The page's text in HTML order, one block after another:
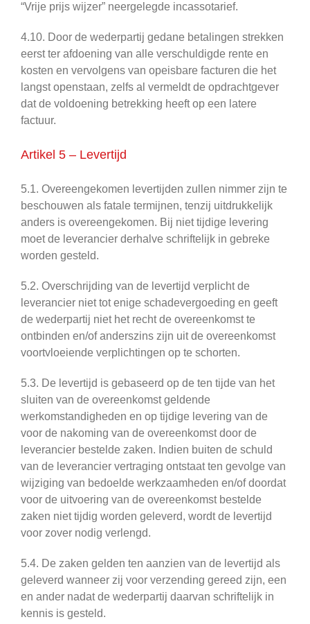
“Vrije prijs wijzer” neergelegde incassotarief.
4.10. Door de wederpartij gedane betalingen strekken
eerst ter afdoening van alle verschuldigde rente en
kosten en vervolgens van opeisbare facturen die het
langst openstaan, zelfs al vermeldt de opdrachtgever
dat de voldoening betrekking heeft op een latere
factuur.
Artikel 5 – Levertijd
5.1. Overeengekomen levertijden zullen nimmer zijn te
beschouwen als fatale termijnen, tenzij uitdrukkelijk
anders is overeengekomen. Bij niet tijdige levering
moet de leverancier derhalve schriftelijk in gebreke
worden gesteld.
5.2. Overschrijding van de levertijd verplicht de
leverancier niet tot enige schadevergoeding en geeft
de wederpartij niet het recht de overeenkomst te
ontbinden en/of anderszins zijn uit de overeenkomst
voortvloeiende verplichtingen op te schorten.
5.3. De levertijd is gebaseerd op de ten tijde van het
sluiten van de overeenkomst geldende
werkomstandigheden en op tijdige levering van de
voor de nakoming van de overeenkomst door de
leverancier bestelde zaken. Indien buiten de schuld
van de leverancier vertraging ontstaat ten gevolge van
wijziging van bedoelde werkzaamheden en/of doordat
voor de uitvoering van de overeenkomst bestelde
zaken niet tijdig worden geleverd, wordt de levertijd
voor zover nodig verlengd.
5.4. De zaken gelden ten aanzien van de levertijd als
geleverd wanneer zij voor verzending gereed zijn, een
en ander nadat de wederpartij daarvan schriftelijk in
kennis is gesteld.